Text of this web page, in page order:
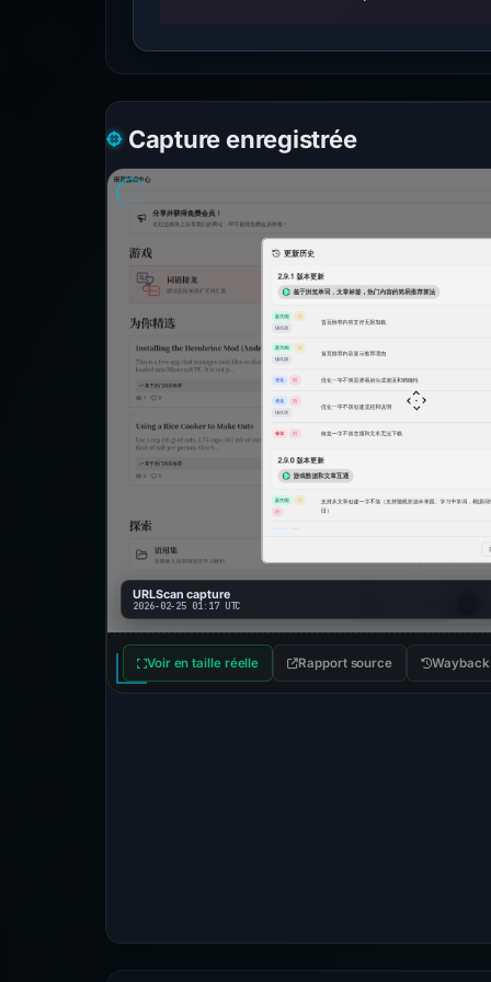
Capture enregistrée
URLScan capture
2026-02-25 01:17 UTC
Voir en taille réelle Rapport source Wayback